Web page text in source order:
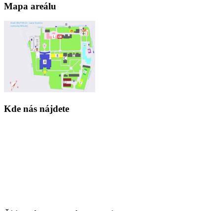
Mapa areálu
Kde nás nájdete